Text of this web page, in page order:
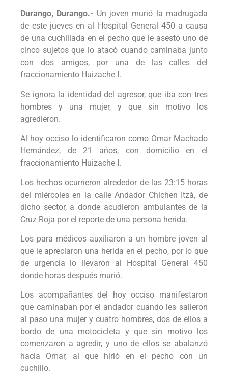
Durango, Durango.- Un joven murió la madrugada
de este jueves en al Hospital General 450 a causa
de una cuchillada en el pecho que le asestó uno de
cinco sujetos que lo atacó cuando caminaba junto
con dos amigos, por una de las calles del
fraccionamiento Huizache I.
Se ignora la identidad del agresor, que iba con tres
hombres y una mujer, y que sin motivo los
agredieron.
Al hoy occiso lo identificaron como Omar Machado
Hernández, de 21 años, con domicilio en el
fraccionamiento Huizache I.
Los hechos ocurrieron alrededor de las 23:15 horas
del miércoles en la calle Andador Chichen Itzá, de
dicho sector, a donde acudieron ambulantes de la
Cruz Roja por el reporte de una persona herida.
Los para médicos auxiliaron a un hombre joven al
que le apreciaron una herida en el pecho, por lo que
de urgencia lo llevaron al Hospital General 450
donde horas después murió.
Los acompañantes del hoy occiso manifestaron
que caminaban por el andador cuando les salieron
al paso una mujer y cuatro hombres, dos de ellos a
bordo de una motocicleta y que sin motivo los
comenzaron a agredir, y uno de ellos se abalanzó
hacia Omar, al que hirió en el pecho con un
cuchillo.